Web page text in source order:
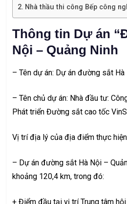
Nhà thầu thi công Bếp công
Thông tin Dự án
Nội – Quảng Ninh
– Tên dự án: Dự án đường sắt Hà
– Tên chủ dự án: Nhà đầu tư:
Phát triển Đường sắt cao tốc
Vị trí địa lý của địa điểm thực
– Dự án đường sắt Hà Nội –
khoảng 120,4 km, trong đó:
+ Điểm đầu tại vị trí Trung tâm